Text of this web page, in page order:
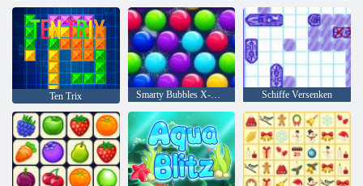
Ten Trix Smarty Bubbles X-Mas Schiffe Versenken